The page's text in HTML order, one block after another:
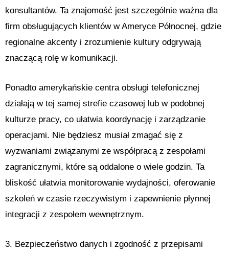
konsultantów. Ta znajomość jest szczególnie ważna dla
firm obsługujących klientów w Ameryce Północnej, gdzie
regionalne akcenty i zrozumienie kultury odgrywają
znaczącą rolę w komunikacji.
Ponadto amerykańskie centra obsługi telefonicznej
działają w tej samej strefie czasowej lub w podobnej
kulturze pracy, co ułatwia koordynację i zarządzanie
operacjami. Nie będziesz musiał zmagać się z
wyzwaniami związanymi ze współpracą z zespołami
zagranicznymi, które są oddalone o wiele godzin. Ta
bliskość ułatwia monitorowanie wydajności, oferowanie
szkoleń w czasie rzeczywistym i zapewnienie płynnej
integracji z zespołem wewnętrznym.
3. Bezpieczeństwo danych i zgodność z przepisami